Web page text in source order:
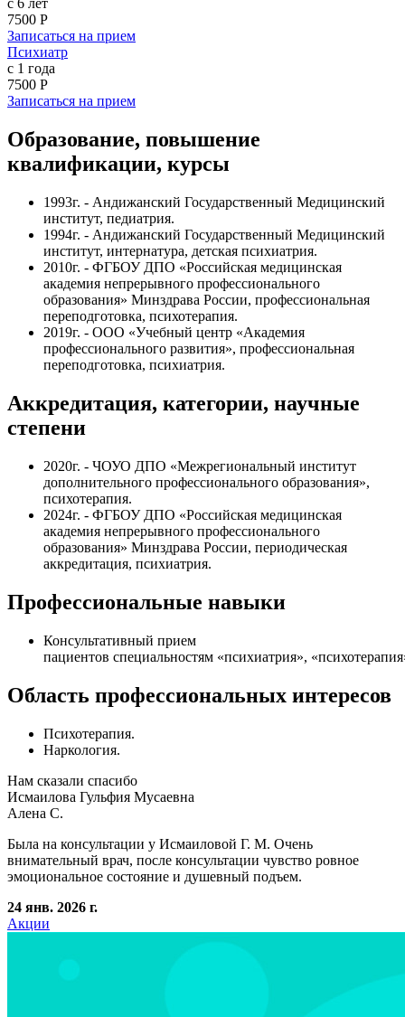
с 6 лет
7500 Р
Записаться на прием
Психиатр
с 1 года
7500 Р
Записаться на прием
Образование, повышение
квалификации, курсы
1993г. - Андижанский Государственный Медицинский
институт, педиатрия.
1994г. - Андижанский Государственный Медицинский
институт, интернатура, детская психиатрия.
2010г. - ФГБОУ ДПО «Российская медицинская
академия непрерывного профессионального
образования» Минздрава России, профессиональная
переподготовка, психотерапия.
2019г. - ООО «Учебный центр «Академия
профессионального развития», профессиональная
переподготовка, психиатрия.
Аккредитация, категории, научные
степени
2020г. - ЧОУО ДПО «Межрегиональный институт
дополнительного профессионального образования»,
психотерапия.
2024г. - ФГБОУ ДПО «Российская медицинская
академия непрерывного профессионального
образования» Минздрава России, периодическая
аккредитация, психиатрия.
Профессиональные навыки
Консультативный прием
пациентов специальностям «психиатрия»,
Область профессиональных интересов
Психотерапия.
Наркология.
Нам сказали спасибо
Исмаилова Гульфия Мусаевна
Алена С.
Была на консультации у Исмаиловой Г. М. Очень
внимательный врач, после консультации чувство ровное
эмоциональное состояние и душевный подъем.
24 янв. 2026 г.
Акции